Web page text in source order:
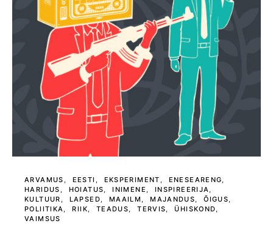
ARVAMUS EESTI EKSPERIMENT
ENESEARENG
HARIDUS
HOIATUS INIMENE
INSPIREERIJA
KULTUUR
LAPSED MAAILM MAJANDUS
ÕIGUS
POLIITIKA
RIIK TEADUS TERVIS
ÜHISKOND
VAIMSUS